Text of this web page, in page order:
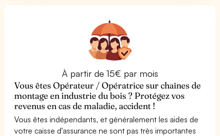
À partir de 15€ par mois
Vous êtes Opérateur / Opératrice sur chaînes de
montage en industrie du bois ? Protégez vos
revenus en cas de maladie, accident !
Vous êtes indépendants, et généralement les aides de
votre caisse d'assurance ne sont pas très importantes